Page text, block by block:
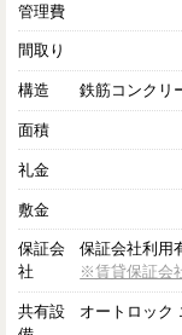
管理費
間取り
構造 鉄筋コンクリ
面積
礼金
敷金
保証会
社
保証会社利用
※賃貸保証会
共有設
オートロック